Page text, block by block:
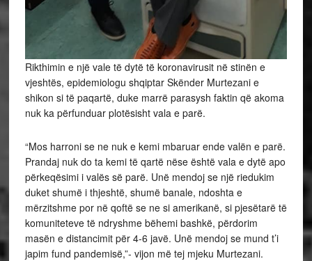
Rikthimin e një vale të dytë të koronavirusit në stinën e
vjeshtës, epidemiologu shqiptar Skënder Murtezani e
shikon si të paqartë, duke marrë parasysh faktin që akoma
nuk ka përfunduar plotësisht vala e parë.
“Mos harroni se ne nuk e kemi mbaruar ende valën e parë.
Prandaj nuk do ta kemi të qartë nëse është vala e dytë apo
përkeqësimi i valës së parë. Unë mendoj se një riedukim
duket shumë i thjeshtë, shumë banale, ndoshta e
mërzitshme por në qoftë se ne si amerikanë, si pjesëtarë të
komuniteteve të ndryshme bëhemi bashkë, përdorim
masën e distancimit për 4-6 javë. Unë mendoj se mund t’i
japim fund pandemisë,”- vijon më tej mjeku Murtezani.